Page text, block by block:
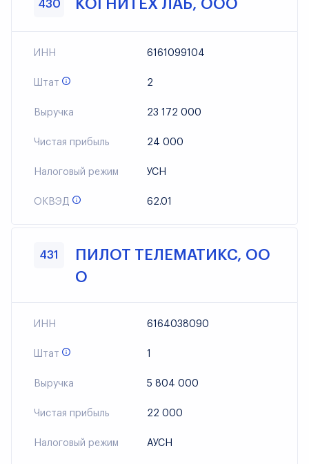
430 КОГНИТЕХ ЛАБ, ООО
ИНН 6161099104
Штат 2
Выручка 23 172 000
Чистая прибыль 24 000
Налоговый режим УСН
ОКВЭД 62.01
431
ПИЛОТ ТЕЛЕМАТИКС, ОО
О
ИНН 6164038090
Штат 1
Выручка 5 804 000
Чистая прибыль 22 000
Налоговый режим АУСН